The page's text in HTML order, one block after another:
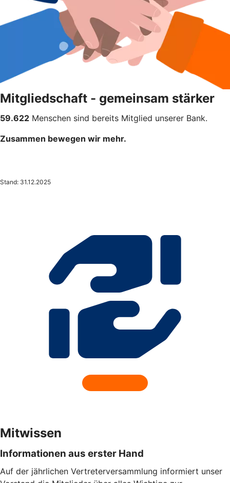
Mitgliedschaft - gemeinsam stärker
59.622 Menschen sind bereits Mitglied unserer Bank.
Zusammen bewegen wir mehr.
Stand: 31.12.2025
Mitwissen
Informationen aus erster Hand
Auf der jährlichen Vertreterversammlung informiert unser